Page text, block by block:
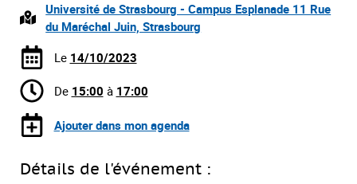
Université de Strasbourg - Campus Esplanade 11 Rue
du Maréchal Juin, Strasbourg
Le 14/10/2023
De 15:00 à 17:00
Ajouter dans mon agenda
Détails de l'événement :